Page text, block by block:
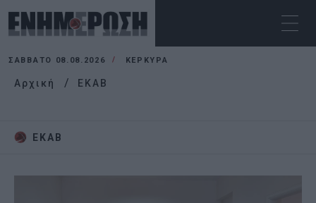
ΣΆΒΒΑΤΟ 08.08.2026 ΚΕΡΚΥΡΑ
Αρχική EKAB
EKAB